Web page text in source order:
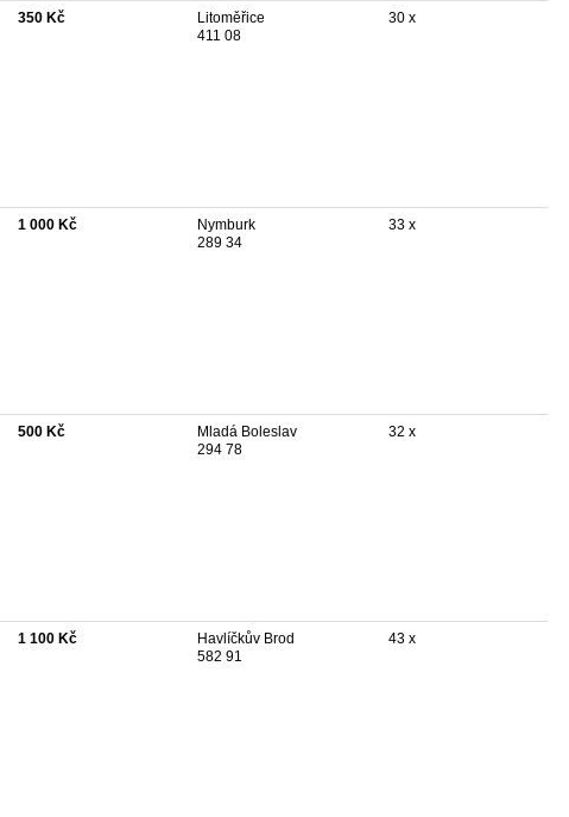
350 Kč
Litoměřice
411 08
30 x
1 000 Kč
Nymburk
289 34
33 x
500 Kč
Mladá Boleslav
294 78
32 x
1 100 Kč
Havlíčkův Brod
582 91
43 x